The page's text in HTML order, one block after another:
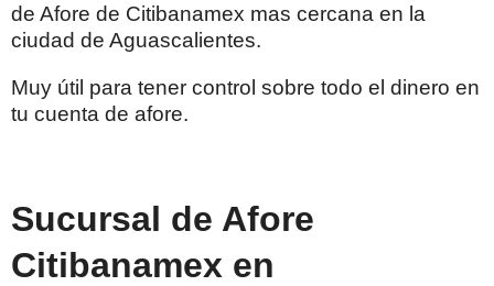
de Afore de Citibanamex mas cercana en la
ciudad de Aguascalientes.
Muy útil para tener control sobre todo el dinero en
tu cuenta de afore.
Sucursal de Afore
Citibanamex en